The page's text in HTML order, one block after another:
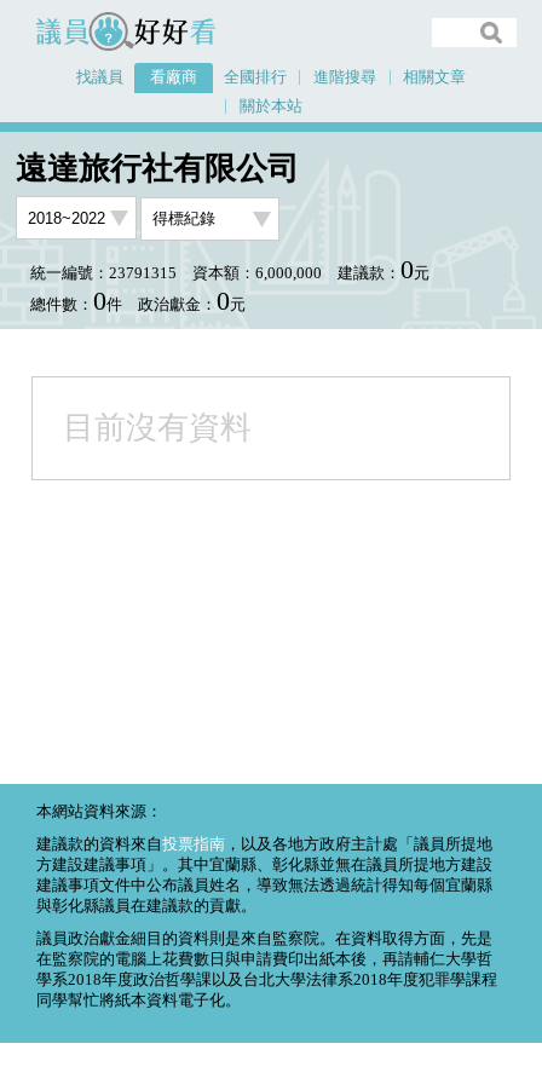
議員好好看
找議員 看廠商 全國排行 進階搜尋
相關文章
關於本站
遠達旅行社有限公司
統一編號：23791315 資本額：6,000,000 建議款： 0元
總件數： 0件 政治獻金： 0元
目前沒有資料
本網站資料來源：
建議款的資料來自投票指南 ，以及各地方政府主計處「議員所提地
方建設建議事項」。其中宜蘭縣、彰化縣並無在議員所提地方建設
建議事項文件中公布議員姓名，導致無法透過統計得知每個宜蘭縣
與彰化縣議員在建議款的貢獻。
議員政治獻金細目的資料則是來自監察院。在資料取得方面，先是
在監察院的電腦上花費數日與申請費印出紙本後，再請輔仁大學哲
學系2018年度政治哲學課以及台北大學法律系2018年度犯罪學課程
同學幫忙將紙本資料電子化。